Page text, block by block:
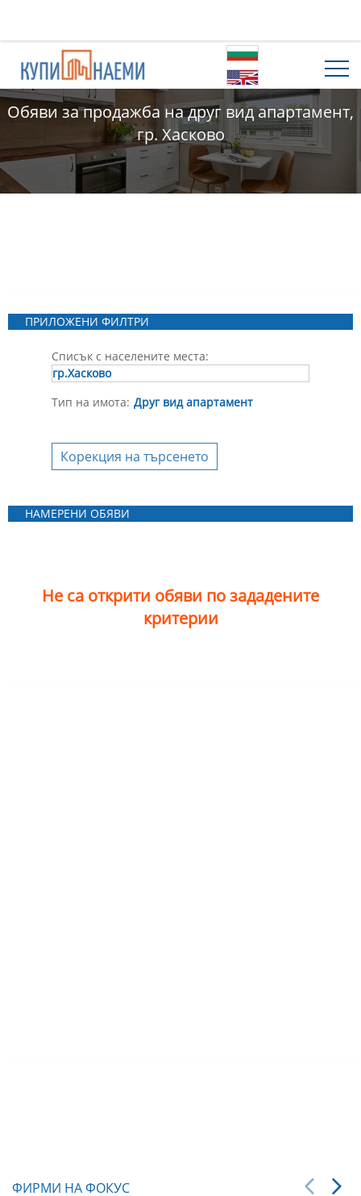
Обяви за продажба на друг вид апартамент,
гр. Хасково
ПРИЛОЖЕНИ ФИЛТРИ
Списък с населените места:
гр.Хасково
Тип на имота: Друг вид апартамент
Корекция на търсенето
НАМЕРЕНИ ОБЯВИ
Не са открити обяви по зададените
критерии
ФИРМИ НА ФОКУС